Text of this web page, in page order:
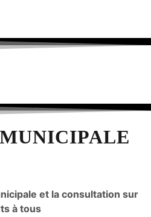
et la consultation sur
à tous